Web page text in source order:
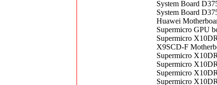
System Board
System Board
Huawei
Supermicro GPU
Supermicro
X9SCD-F
Supermicro
Supermicro
Supermicro
Supermicro